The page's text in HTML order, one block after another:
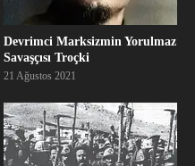
Devrimci Marksizmin Yorulmaz
Savaşçısı Troçki
21 Ağustos 2021